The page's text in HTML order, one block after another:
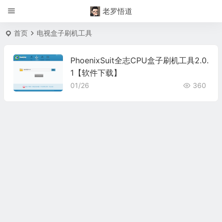
老罗悟道
首页 电视盒子刷机工具
PhoenixSuit全志CPU盒子刷机工具2.0.
1【软件下载】
01/26 360